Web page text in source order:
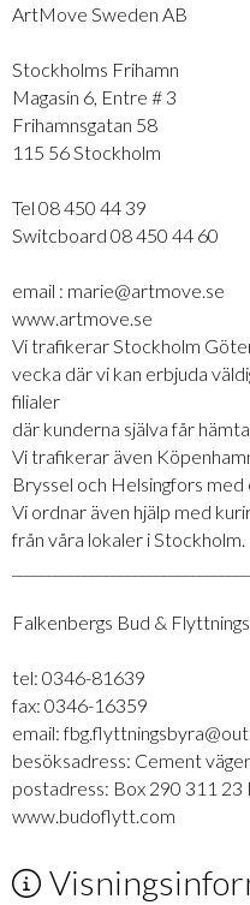
ArtMove Sweden AB
Stockholms Frihamn
Magasin 6, Entre # 3
Frihamnsgatan 58
115 56 Stockholm
Tel 08 450 44 39
Switcboard 08 450 44 60
email : marie@artmove.se
www.artmove.se
Vi trafikerar Stockholm
vecka där vi kan erbjuda
filialer
där kunderna själva får
Vi trafikerar även
Bryssel och Helsingfors med
Vi ordnar även hjälp med
från våra lokaler i Stockholm.
Falkenbergs Bud &
tel: 0346-81639
fax: 0346-16359
email:
besöksadress: Cement
postadress: Box 290 311 23
www.budoflytt.com